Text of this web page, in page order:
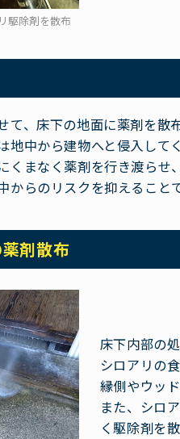
駆除剤を散布
て、床下の地面に薬剤を散
地中から建物へと侵入して
くまなく薬剤を行き渡らせ
からのリスクを抑えること
剤散布
床下内部の
シロアリの
縁側やウッ
また、シロ
く駆除剤を